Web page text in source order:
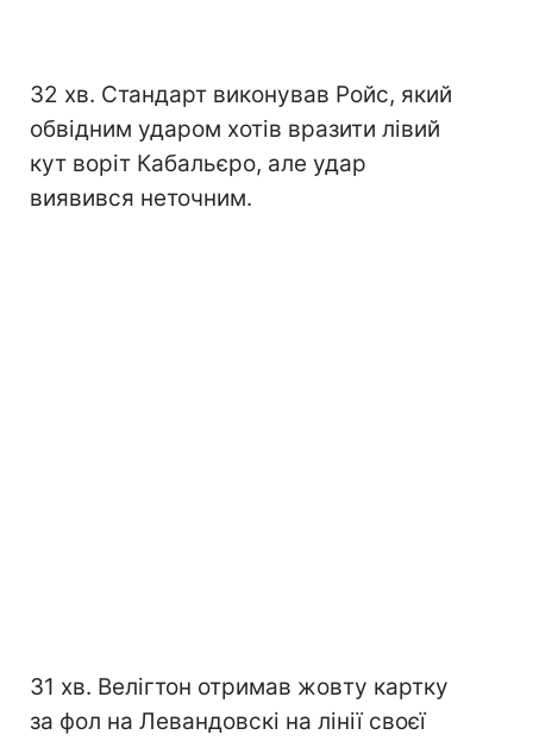
32 хв. Стандарт виконував Ройс, який
обвідним ударом хотів вразити лівий
кут воріт Кабальєро, але удар
виявився неточним.
31 хв. Велігтон отримав жовту картку
за фол на Левандовскі на лінії своєї